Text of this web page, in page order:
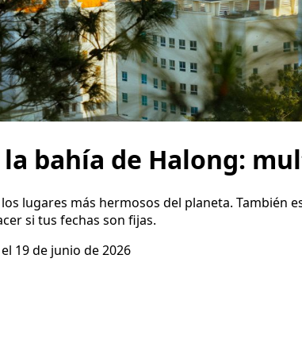
bahía de Halong:
lugares más hermosos del planeta. También
si tus fechas son fijas.
19 de junio de 2026